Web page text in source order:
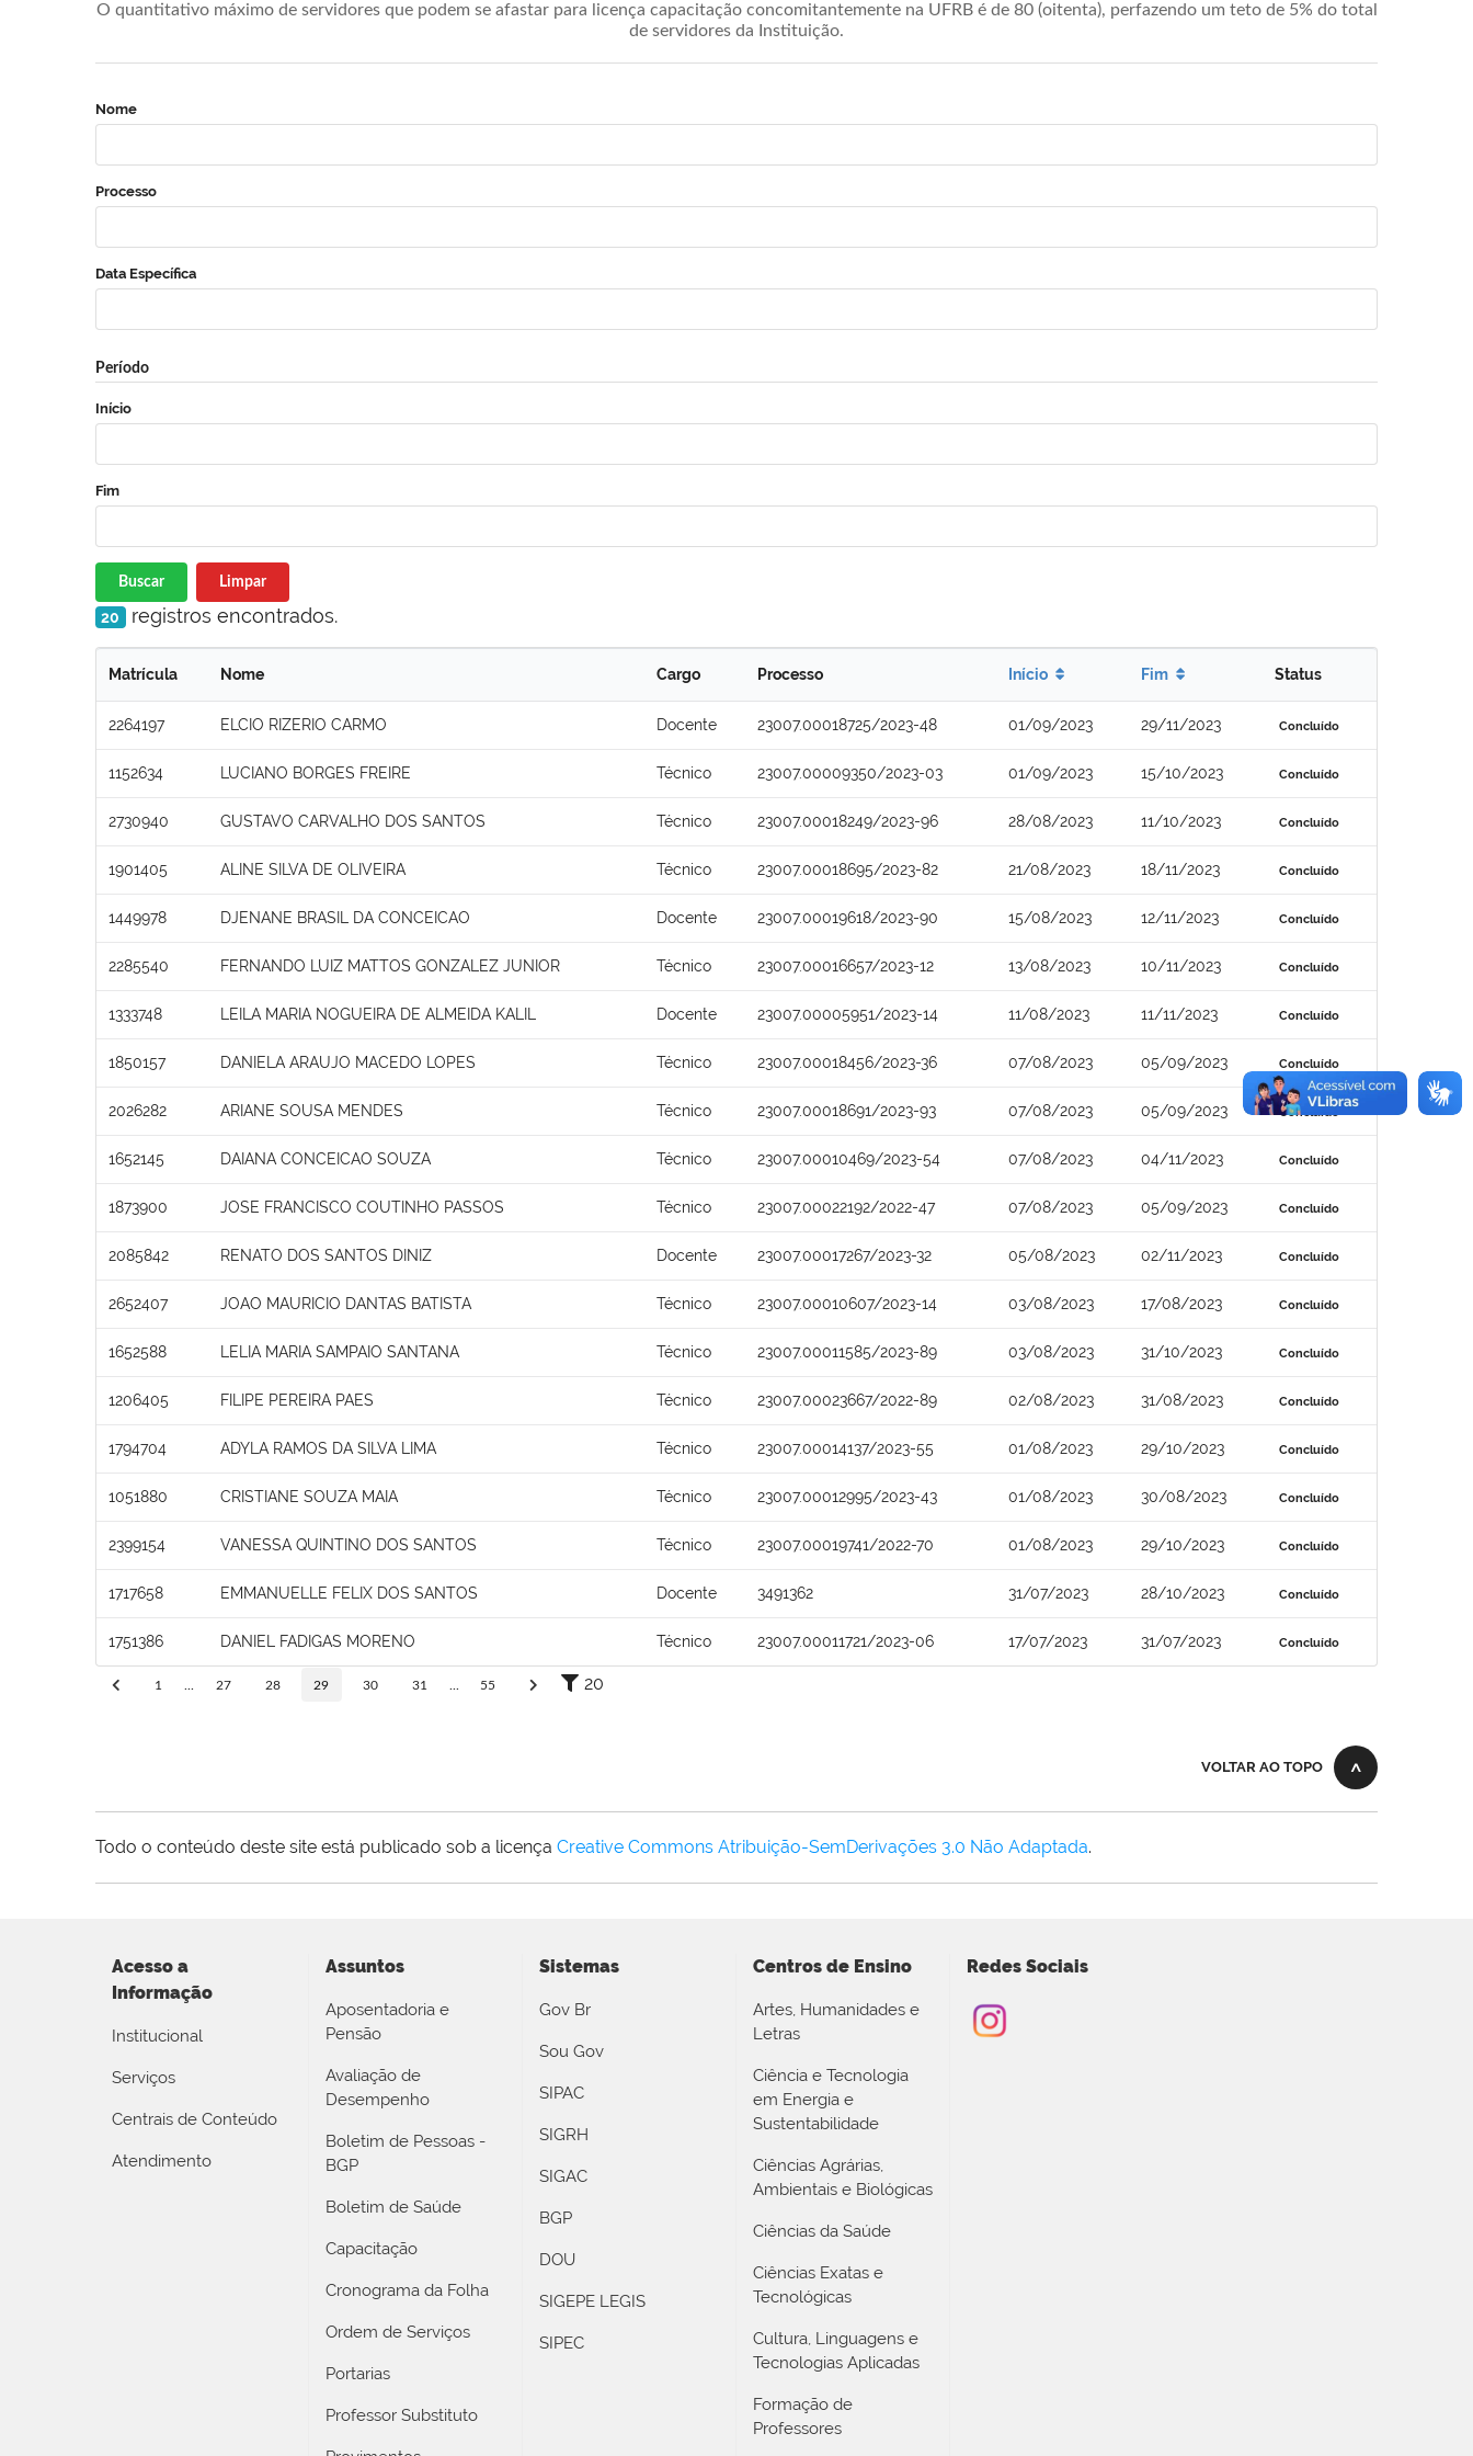
O quantitativo máximo de servidores que podem se afastar para licença capacitação concomitantemente na UFRB é de 80 (oitenta), perfazendo um teto de 5% do total
de servidores da Instituição.
Nome
Processo
Data Específica
Período
Início
Fim
Buscar Limpar
20 registros encontrados.
Matrícula Nome Cargo Processo Início Fim Status
2264197 ELCIO RIZERIO CARMO Docente 23007.00018725/2023-48 01/09/2023 29/11/2023 Concluído
1152634 LUCIANO BORGES FREIRE Técnico 23007.00009350/2023-03 01/09/2023 15/10/2023 Concluído
2730940 GUSTAVO CARVALHO DOS SANTOS Técnico 23007.00018249/2023-96 28/08/2023 11/10/2023 Concluído
1901405 ALINE SILVA DE OLIVEIRA Técnico 23007.00018695/2023-82 21/08/2023 18/11/2023 Concluído
1449978 DJENANE BRASIL DA CONCEICAO Docente 23007.00019618/2023-90 15/08/2023 12/11/2023 Concluído
2285540 FERNANDO LUIZ MATTOS GONZALEZ JUNIOR Técnico 23007.00016657/2023-12 13/08/2023 10/11/2023 Concluído
1333748 LEILA MARIA NOGUEIRA DE ALMEIDA KALIL Docente 23007.00005951/2023-14 11/08/2023 11/11/2023 Concluído
1850157 DANIELA ARAUJO MACEDO LOPES Técnico 23007.00018456/2023-36 07/08/2023 05/09/2023 Concluído
2026282 ARIANE SOUSA MENDES Técnico 23007.00018691/2023-93 07/08/2023 05/09/2023 Concluído
1652145 DAIANA CONCEICAO SOUZA Técnico 23007.00010469/2023-54 07/08/2023 04/11/2023 Concluído
1873900 JOSE FRANCISCO COUTINHO PASSOS Técnico 23007.00022192/2022-47 07/08/2023 05/09/2023 Concluído
2085842 RENATO DOS SANTOS DINIZ Docente 23007.00017267/2023-32 05/08/2023 02/11/2023 Concluído
2652407 JOAO MAURICIO DANTAS BATISTA Técnico 23007.00010607/2023-14 03/08/2023 17/08/2023 Concluído
1652588 LELIA MARIA SAMPAIO SANTANA Técnico 23007.00011585/2023-89 03/08/2023 31/10/2023 Concluído
1206405 FILIPE PEREIRA PAES Técnico 23007.00023667/2022-89 02/08/2023 31/08/2023 Concluído
1794704 ADYLA RAMOS DA SILVA LIMA Técnico 23007.00014137/2023-55 01/08/2023 29/10/2023 Concluído
1051880 CRISTIANE SOUZA MAIA Técnico 23007.00012995/2023-43 01/08/2023 30/08/2023 Concluído
2399154 VANESSA QUINTINO DOS SANTOS Técnico 23007.00019741/2022-70 01/08/2023 29/10/2023 Concluído
1717658 EMMANUELLE FELIX DOS SANTOS Docente 3491362 31/07/2023 28/10/2023 Concluído
1751386 DANIEL FADIGAS MORENO Técnico 23007.00011721/2023-06 17/07/2023 31/07/2023 Concluído
1 27 28 29 30 31 55 20
VOLTAR AO TOPO
Todo o conteúdo deste site está publicado sob a licença Creative Commons Atribuição-SemDerivações 3.0 Não Adaptada.
Acesso a
Informação
Institucional
Serviços
Centrais de Conteúdo
Atendimento
Assuntos
Aposentadoria e
Pensão
Avaliação de
Desempenho
Boletim de Pessoas -
BGP
Boletim de Saúde
Capacitação
Cronograma da Folha
Ordem de Serviços
Portarias
Professor Substituto
Sistemas
Gov Br
Sou Gov
SIPAC
SIGRH
SIGAC
BGP
DOU
SIGEPE LEGIS
SIPEC
Centros de Ensino
Artes, Humanidades e
Letras
Ciência e Tecnologia
em Energia e
Sustentabilidade
Ciências Agrárias,
Ambientais e Biológicas
Ciências da Saúde
Ciências Exatas e
Tecnológicas
Cultura, Linguagens e
Tecnologias Aplicadas
Formação de
Professores
Redes Sociais